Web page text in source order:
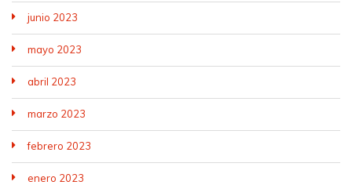
junio 2023
mayo 2023
abril 2023
marzo 2023
febrero 2023
enero 2023